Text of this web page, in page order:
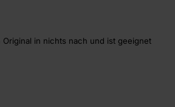
in nichts nach und ist geeignet